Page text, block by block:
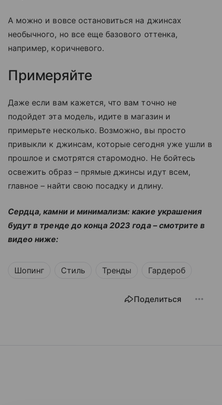
А можно и вовсе остановиться на джинсах
необычного, но все еще базового оттенка,
например, коричневого.
Примеряйте
Даже если вам кажется, что вам точно не
подойдет эта модель, идите в магазин и
примерьте несколько. Возможно, вы просто
привыкли к джинсам, которые сегодня уже ушли в
прошлое и смотрятся старомодно. Не бойтесь
освежить образ – прямые джинсы идут всем,
главное – найти свою посадку и длину.
Сердца, камни и минимализм: какие украшения
будут в тренде до конца 2023 года – смотрите в
видео ниже:
Шопинг Стиль Тренды Гардероб
Поделиться